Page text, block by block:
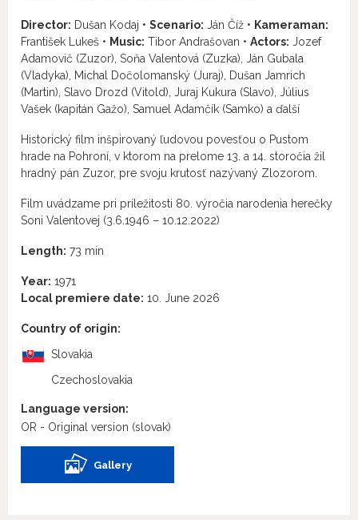
Director: Dušan Kodaj • Scenario: Ján Číž • Kameraman:
František Lukeš • Music: Tibor Andrašovan • Actors: Jozef
Adamovič (Zuzor), Soňa Valentová (Zuzka), Ján Gubala
(Vladyka), Michal Dočolomanský (Juraj), Dušan Jamrich
(Martin), Slavo Drozd (Vitold), Juraj Kukura (Slavo), Július
Vašek (kapitán Gažo), Samuel Adamčík (Samko) a ďalší
Historický film inšpirovaný ľudovou povesťou o Pustom
hrade na Pohroní, v ktorom na prelome 13. a 14. storočia žil
hradný pán Zuzor, pre svoju krutosť nazývaný Zlozorom.
Film uvádzame pri príležitosti 80. výročia narodenia herečky
Soni Valentovej (3.6.1946 – 10.12.2022)
Length: 73 min
Year: 1971
Local premiere date: 10. June 2026
Country of origin:
Slovakia
Czechoslovakia
Language version:
OR - Original version (slovak)
Gallery